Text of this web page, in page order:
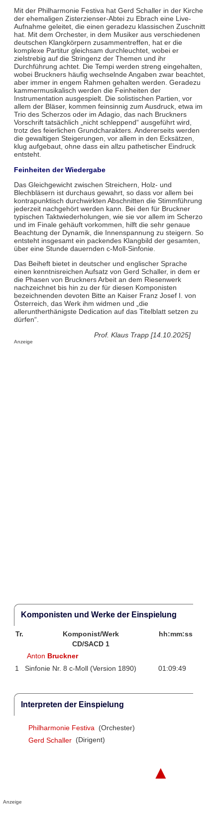
Mit der Philharmonie Festiva hat Gerd Schaller in der Kirche
der ehemaligen Zisterzienser-Abtei zu Ebrach eine Live-
Aufnahme geleitet, die einen geradezu klassischen Zuschnitt
hat. Mit dem Orchester, in dem Musiker aus verschiedenen
deutschen Klangkörpern zusammentreffen, hat er die
komplexe Partitur gleichsam durchleuchtet, wobei er
zielstrebig auf die Stringenz der Themen und ihr
Durchführung achtet. Die Tempi werden streng eingehalten,
wobei Bruckners häufig wechselnde Angaben zwar beachtet,
aber immer in engem Rahmen gehalten werden. Geradezu
kammermusikalisch werden die Feinheiten der
Instrumentation ausgespielt. Die solistischen Partien, vor
allem der Bläser, kommen feinsinnig zum Ausdruck, etwa im
Trio des Scherzos oder im Adagio, das nach Bruckners
Vorschrift tatsächlich „nicht schleppend“ ausgeführt wird,
trotz des feierlichen Grundcharakters. Andererseits werden
die gewaltigen Steigerungen, vor allem in den Ecksätzen,
klug aufgebaut, ohne dass ein allzu pathetischer Eindruck
entsteht.
Feinheiten der Wiedergabe
Das Gleichgewicht zwischen Streichern, Holz- und
Blechbläsern ist durchaus gewahrt, so dass vor allem bei
kontrapunktisch durchwirkten Abschnitten die Stimmführung
jederzeit nachgehört werden kann. Bei den für Bruckner
typischen Taktwiederholungen, wie sie vor allem im Scherzo
und im Finale gehäuft vorkommen, hilft die sehr genaue
Beachtung der Dynamik, die Innenspannung zu steigern. So
entsteht insgesamt ein packendes Klangbild der gesamten,
über eine Stunde dauernden c-Moll-Sinfonie.
Das Beiheft bietet in deutscher und englischer Sprache
einen kenntnisreichen Aufsatz von Gerd Schaller, in dem er
die Phasen von Bruckners Arbeit an dem Riesenwerk
nachzeichnet bis hin zu der für diesen Komponisten
bezeichnenden devoten Bitte an Kaiser Franz Josef I. von
Österreich, das Werk ihm widmen und „die
alleruntherthänigste Dedication auf das Titelblatt setzen zu
dürfen“.
Prof. Klaus Trapp [14.10.2025]
Anzeige
Komponisten und Werke der Einspielung
Tr. Komponist/Werk
hh:mm:ss
CD/SACD 1
Anton Bruckner
1
Sinfonie Nr. 8 c-Moll (Version 1890) 01:09:49
Interpreten der Einspielung
Philharmonie Festiva
(Orchester)
Gerd Schaller (Dirigent)
▲
Anzeige